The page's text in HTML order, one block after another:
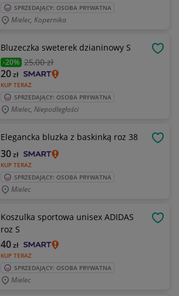
SPRZEDAJĄCY: OSOBA PRYWATNA
Mielec, Kopernika
Bluzeczka sweterek dzianinowy S
-20% 25,00 zł
KUP TERAZ
20zł
SPRZEDAJĄCY: OSOBA PRYWATNA
Mielec, Niepodległości
Elegancka bluzka z baskinką roz 38
KUP TERAZ
30zł
SPRZEDAJĄCY: OSOBA PRYWATNA
Mielec
Koszulka sportowa unisex ADIDAS
roz S
KUP TERAZ
40zł
SPRZEDAJĄCY: OSOBA PRYWATNA
Mielec